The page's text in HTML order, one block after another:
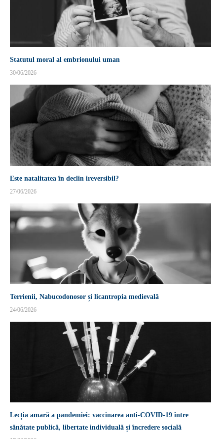
Statutul moral al embrionului uman
30/06/2026
Este natalitatea în declin ireversibil?
27/06/2026
Terrienii, Nabucodonosor și licantropia medievală
24/06/2026
Lecția amară a pandemiei: vaccinarea anti-COVID-19 între
sănătate publică, libertate individuală și încredere socială